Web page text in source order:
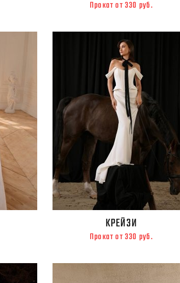
Прокат от 330 руб.
КРЕЙЗИ
Прокат от 330 руб.